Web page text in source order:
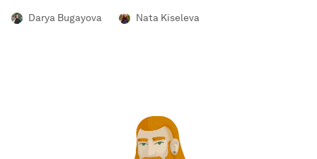
Darya Bugayova Nata Kiseleva